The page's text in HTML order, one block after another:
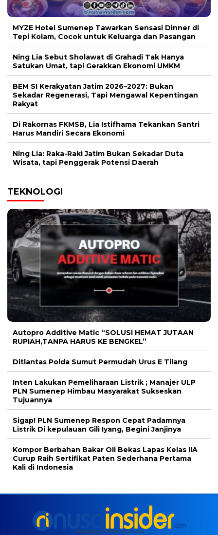
MYZE Hotel Sumenep Tawarkan Sensasi Dinner di
Tepi Kolam, Cocok untuk Keluarga dan Pasangan
Ning Lia Sebut Sholawat di Grahadi Tak Hanya
Satukan Umat, tapi Gerakkan Ekonomi UMKM
BEM SI Kerakyatan Jatim 2026–2027: Bukan
Sekadar Regenerasi, Tapi Mengawal Kepentingan
Rakyat
Di Rakornas FKMSB, Lia Istifhama Tekankan Santri
Harus Mandiri Secara Ekonomi
Ning Lia: Raka-Raki Jatim Bukan Sekadar Duta
Wisata, tapi Penggerak Potensi Daerah
TEKNOLOGI
Autopro Additive Matic “SOLUSI HEMAT JUTAAN
RUPIAH,TANPA HARUS KE BENGKEL”
Ditlantas Polda Sumut Permudah Urus E Tilang
Inten Lakukan Pemeliharaan Listrik ; Manajer ULP
PLN Sumenep Himbau Masyarakat Sukseskan
Tujuannya
Sigap! PLN Sumenep Respon Cepat Padamnya
Listrik Di kepulauan Gili Iyang, Begini Janjinya
Kompor Berbahan Bakar Oli Bekas Lapas Kelas IIA
Curup Raih Sertifikat Paten Sederhana Pertama
Kali di Indonesia